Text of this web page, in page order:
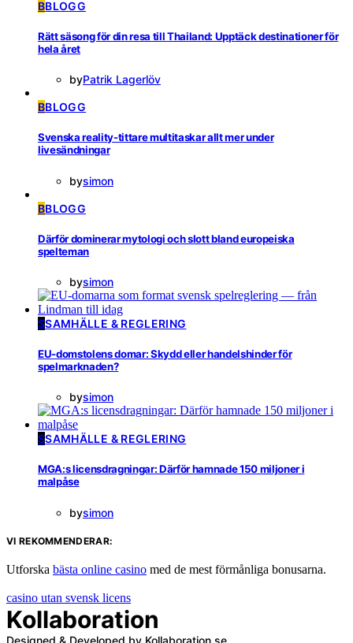
BBLOGG
Rätt säsong för din resa till Thailand: Upptäck destinationer för
hela året
byPatrik Lagerlöv
BBLOGG
Svenska reality-tittare multitaskar allt mer under
livesändningar
bysimon
BBLOGG
Därför dominerar mytologi och slott bland europeiska
spelteman
bysimon
SSAMHÄLLE & REGLERING
EU-domstolens domar: Skydd eller handelshinder för
spelmarknaden?
bysimon
SSAMHÄLLE & REGLERING
MGA:s licensdragningar: Därför hamnade 150 miljoner i
malpåse
bysimon
VI REKOMMENDERAR:
Utforska bästa online casino med de mest förmånliga bonusarna.
casino utan svensk licens
Kollaboration
Designed & Developed by Kollaboration.se